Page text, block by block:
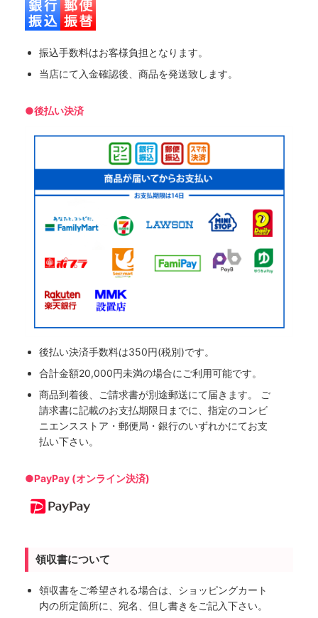
振込手数料はお客様負担となります。
当店にて入金確認後、商品を発送致します。
●後払い決済
後払い決済手数料は350円(税別)です。
合計金額20,000円未満の場合にご利用可能です。
商品到着後、ご請求書が別途郵送にて届きます。 ご
請求書に記載のお支払期限日までに、指定のコンビ
ニエンスストア・郵便局・銀行のいずれかにてお支
払い下さい。
●PayPay (オンライン決済)
領収書について
領収書をご希望される場合は、ショッピングカート
内の所定箇所に、宛名、但し書きをご記入下さい。